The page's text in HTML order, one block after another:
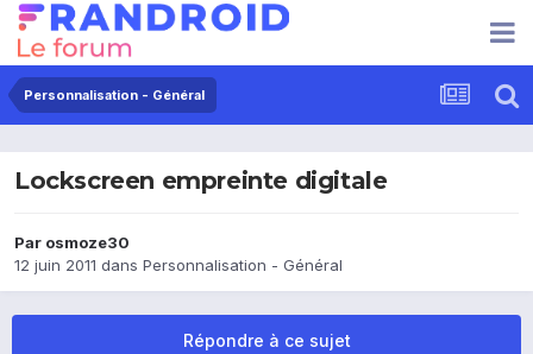
Personnalisation - Général
Lockscreen empreinte digitale
Par osmoze30
12 juin 2011 dans Personnalisation - Général
Répondre à ce sujet